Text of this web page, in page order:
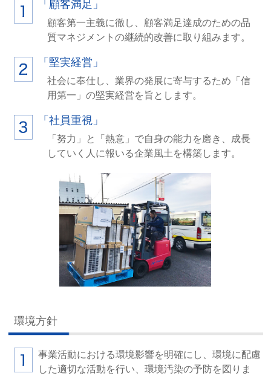
「顧客満足」
顧客第一主義に徹し、顧客満足達成のための品
質マネジメントの継続的改善に取り組みます。
「堅実経営」
社会に奉仕し、業界の発展に寄与するため「信
用第一」の堅実経営を旨とします。
「社員重視」
「努力」と「熱意」で自身の能力を磨き、成長
していく人に報いる企業風土を構築します。
環境方針
事業活動における環境影響を明確にし、環境に配慮
した適切な活動を行い、環境汚染の予防を図りま